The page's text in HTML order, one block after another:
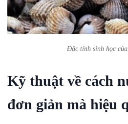
Đặc tính sinh học của
Kỹ thuật về cách
đơn giản mà hiệu